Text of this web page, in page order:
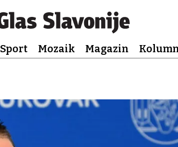
Sport Mozaik Magazin